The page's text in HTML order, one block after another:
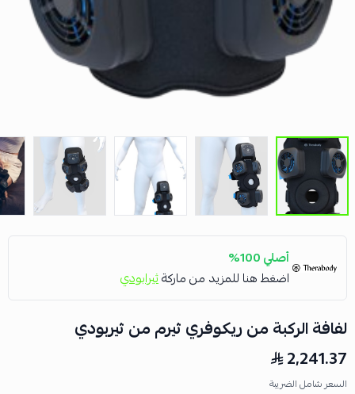
أصلي 100%
اضغط هنا للمزيد من ماركةثيرابودي
لفافة الركبة من ريكوفري ثيرم من ثيربودي
2,241.37
السعر شامل الضريبة